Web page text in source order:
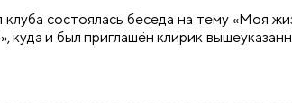
клуба состоялась беседа на тему «Моя
куда и был приглашён клирик